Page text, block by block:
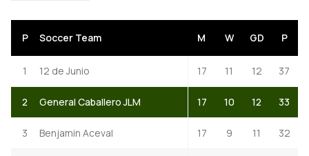
P Soccer Team M W GD P
1 12 de Junio 17 11 12 37
2 General Caballero JLM 17 10 12 33
3 Benjamin Aceval 17 9 11 32